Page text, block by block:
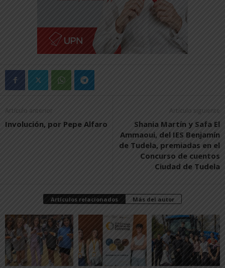
Artículo anterior
Involución, por Pepe Alfaro
Artículo siguiente
Shania Martín y Safa El
Ammaoui, del IES Benjamín
de Tudela, premiadas en el
Concurso de cuentos
Ciudad de Tudela
Artículos relacionados Más del autor